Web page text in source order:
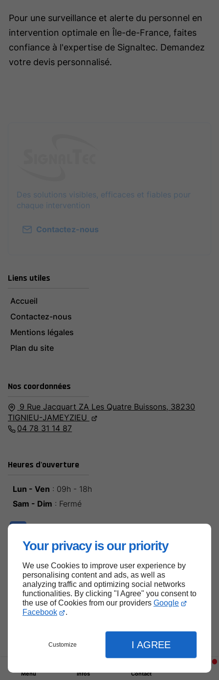
Your privacy is our priority
We use Cookies to improve user experience by
personalising content and ads, as well as
analyzing traffic and optimizing social networks
functionalities. By clicking "I Agree" you consent to
the use of Cookies from our providers Google
Facebook
.
Customize I AGREE
Menu Infos Contact
Pour une surveillance et alerte du personnel en
intervention optimale en Île-de-France, faites
confiance à l'expertise de Signaltec. Demandez
votre devis personnalisé.
Des solutions visibles, efficaces et fiables pour
chaque intervention
Contactez-nous
Liens utiles
Accueil
Contactez-nous
Mentions légales
Plan du site
Nos coordonnées
9 Rue Jacquart ZA Les Quatre Buissons, 38230
TIGNIEU-JAMEYZIEU
04 78 31 14 87
Heures d'ouverture
Lun - Ven : 09h - 18h
Sam - Dim : Fermé
Haut de page